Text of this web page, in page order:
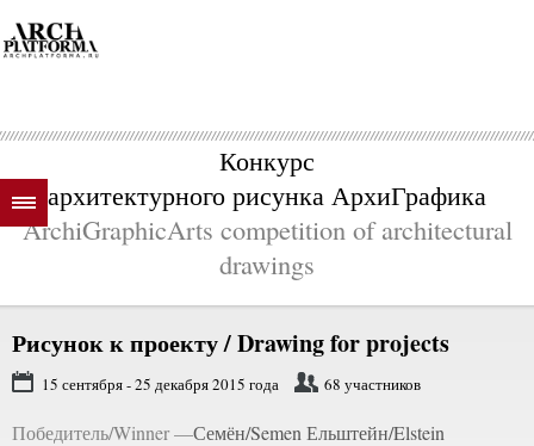
Конкурс
архитектурного рисунка АрхиГрафика
ArchiGraphicArts competition of architectural
drawings
Рисунок к проекту / Drawing for projects
15 сентября - 25 декабря 2015 года 68 участников
Победитель/Winner —Семён/Semen Ельштейн/Elstein